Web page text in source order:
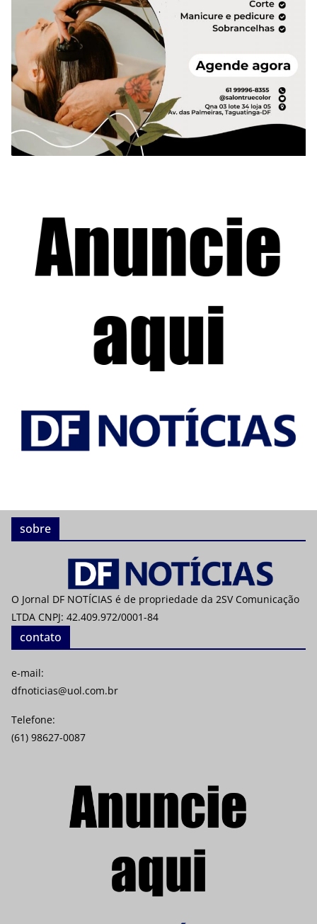
sobre
O Jornal DF NOTÍCIAS é de propriedade da 2SV Comunicação
LTDA CNPJ: 42.409.972/0001-84
contato
e-mail:
dfnoticias@uol.com.br
Telefone:
(61) 98627-0087